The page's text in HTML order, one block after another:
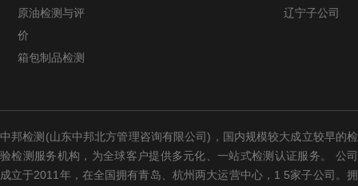
原油检测与评
价
箱包制品检测
辽宁子公司
中邦检测(山东中邦北方管理咨询有限公司)，国内规模较大成立较早的检
验检测服务机构，为全球客户提供多元化、一站式检测认证服务。 公司
成立于2011年，在全国拥有青岛、杭州两大运营中心，1 5家子公司。拥